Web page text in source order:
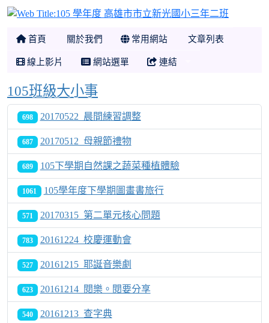
首頁 關於我們 常用網站 文章列表
線上影片 網站選單 連結
105班級大小事
698 20170522_晨間練習調整
687 20170512_母親節禮物
689 105下學期自然課之蔬菜種植體驗
1061 105學年度下學期圖畫書旅行
571 20170315_第二單元核心問題
783 20161224_校慶運動會
527 20161215_耶誕音樂劇
623 20161214_閱樂。閱要分享
540 20161213_查字典